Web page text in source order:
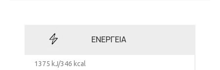
ΕΝΕΡΓΕΙΑ
1375 kJ/346 kcal